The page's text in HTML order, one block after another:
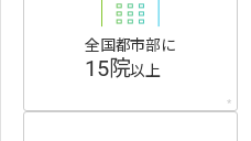
全国都市部に
15院以上
*